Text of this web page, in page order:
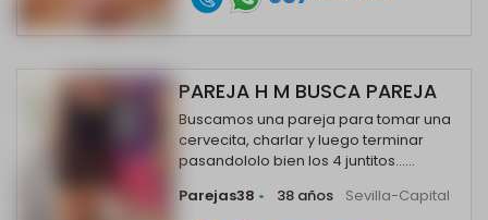
PAREJA H M BUSCA PAREJA
Buscamos una pareja para tomar una
cervecita, charlar y luego terminar
pasandololo bien los 4 juntitos......
Parejas38 • 38 años Sevilla-Capital